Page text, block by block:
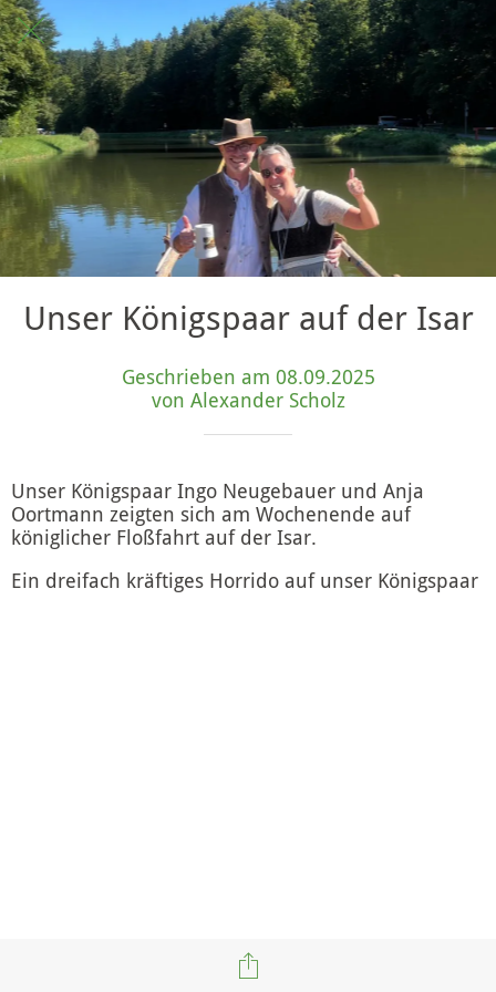
Unser Königspaar auf der Isar
Geschrieben am 08.09.2025
von Alexander Scholz
Unser Königspaar Ingo Neugebauer und Anja
Oortmann zeigten sich am Wochenende auf
königlicher Floßfahrt auf der Isar.
Ein dreifach kräftiges Horrido auf unser Königspaar